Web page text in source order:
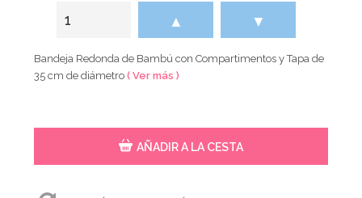
▲ ▼
Bandeja Redonda de Bambú con Compartimentos y Tapa de
35 cm de diámetro( Ver más )
AÑADIR A LA CESTA